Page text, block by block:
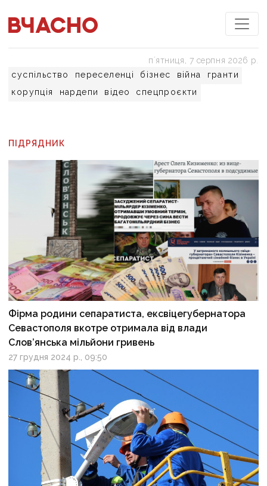
суспільство переселенці бізнес війна
гранти
корупція
нардепи відео спецпроєкти
пʼятниця, 7 серпня 2026 р.
ПІДРЯДНИК
Фірма родини сепаратиста, ексвіцегубернатора
Севастополя вкотре отримала від влади
Слов’янська мільйони гривень
27 грудня 2024 р., 09:50